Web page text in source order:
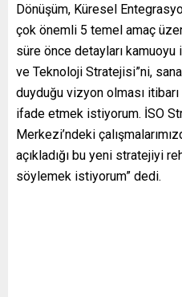
Dönüşüm, Küresel
çok önemli 5 temel amaç
süre önce detayları kamuoyu
ve Teknoloji Stratejisi”ni,
duyduğu vizyon olması
ifade etmek istiyorum. İSO
Merkezi’ndeki
açıkladığı bu yeni stratejiyi
söylemek istiyorum” dedi.